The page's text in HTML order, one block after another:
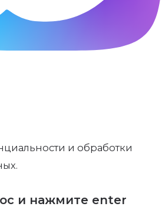
и обработки
и нажмите enter